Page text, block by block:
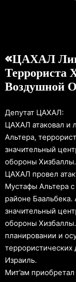
«ЦАХАЛ
Террориста
Воздушной
Депутат ЦАХАЛ:
ЦАХАЛ атаковал и
Альтера,
значительный
обороны Хизбаллы.
ЦАХАЛ провел
Мустафы Альтера
районе Баальбека.
значительный
обороны
планировании и
террористических
Израиль.
Мит’ам